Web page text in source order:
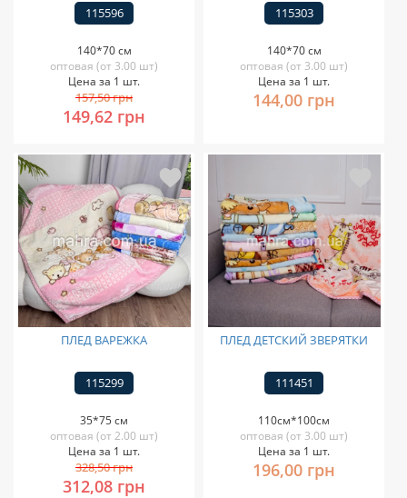
115596
140*70 см
оптовая (от 3.00 шт)
Цена за 1 шт.
157,50 грн
149,62 грн
115303
140*70 см
оптовая (от 3.00 шт)
Цена за 1 шт.
144,00 грн
ПЛЕД ВАРЕЖКА
115299
35*75 см
оптовая (от 2.00 шт)
Цена за 1 шт.
328,50 грн
312,08 грн
ПЛЕД ДЕТСКИЙ ЗВЕРЯТКИ
111451
110см*100см
оптовая (от 3.00 шт)
Цена за 1 шт.
196,00 грн